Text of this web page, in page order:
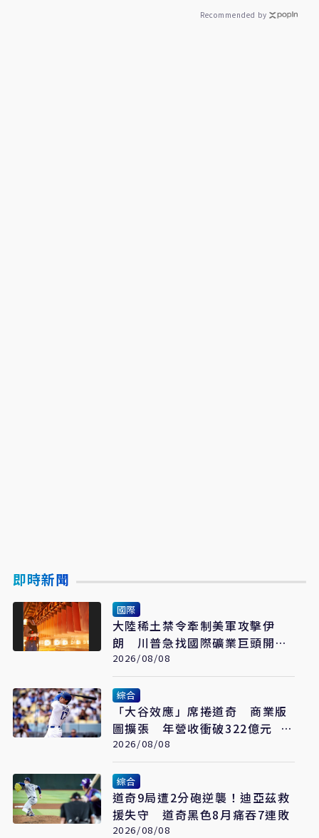
Recommended by
即時新聞
國際
大陸稀土禁令牽制美軍攻擊伊
朗 川普急找國際礦業巨頭開會
反制
2026/08/08
綜合
「大谷效應」席捲道奇 商業版
圖擴張 年營收衝破322億元 只
是起點
2026/08/08
綜合
道奇9局遭2分砲逆襲！迪亞茲救
援失守 道奇黑色8月痛吞7連敗
2026/08/08